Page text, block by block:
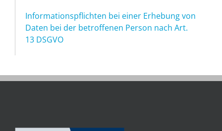
Informationspflichten bei einer Erhebung von
Daten bei der betroffenen Person nach Art.
13 DSGVO